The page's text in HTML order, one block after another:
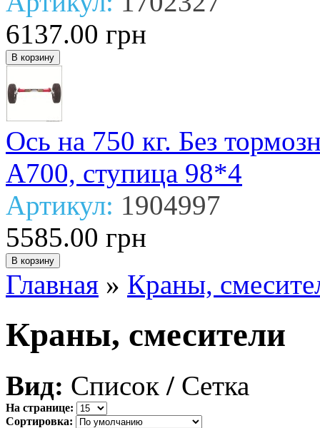
6137.00 грн
Ось на 750 кг. Без
А700, ступица 98*4
Артикул: 1904997
5585.00 грн
Главная » Краны,
Краны, смесители
Вид: Список / Сетка
На странице:
Сортировка: